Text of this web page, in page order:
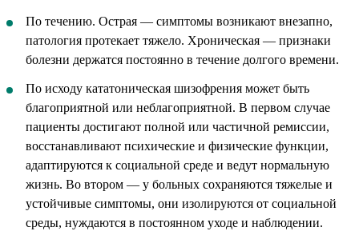
По течению. Острая — симптомы возникают внезапно,
патология протекает тяжело. Хроническая — признаки
болезни держатся постоянно в течение долгого времени.
По исходу кататоническая шизофрения может быть
благоприятной или неблагоприятной. В первом случае
пациенты достигают полной или частичной ремиссии,
восстанавливают психические и физические функции,
адаптируются к социальной среде и ведут нормальную
жизнь. Во втором — у больных сохраняются тяжелые и
устойчивые симптомы, они изолируются от социальной
среды, нуждаются в постоянном уходе и наблюдении.